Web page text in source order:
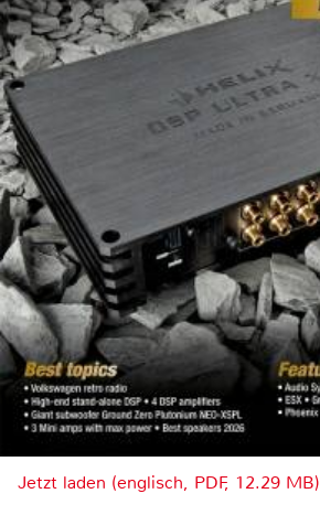
Jetzt laden (englisch, PDF, 12.29 MB)